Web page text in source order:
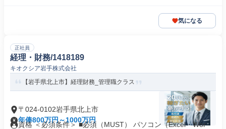
気になる
正社員
経理・財務/1418189
キオクシア岩手株式会社
【岩手県北上市】経理財務_管理職クラス
〒024-0102岩手県北上市
年俸800万円～1000万円
資格 ＜必須条件＞ ■必須（MUST） パソコン（Excel・Wor